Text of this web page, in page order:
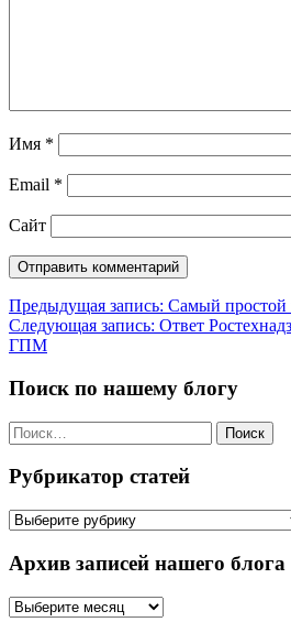
Имя *
Email *
Сайт
Навигация
по
Предыдущая запись: Самый простой
Следующая запись: Ответ
ГПМ
Поиск по нашему блогу
Найти:
Рубрикатор статей
Рубрикатор
Архив записей нашего блога
Архив